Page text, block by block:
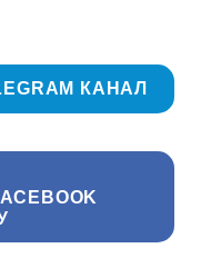
КАНАЛ